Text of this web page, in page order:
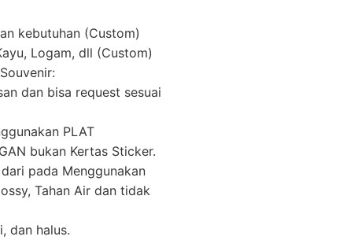
kebutuhan (Custom)
Logam, dll (Custom)
dan bisa request sesuai
PLAT
bukan Kertas Sticker.
pada Menggunakan
Tahan Air dan tidak
dan halus.